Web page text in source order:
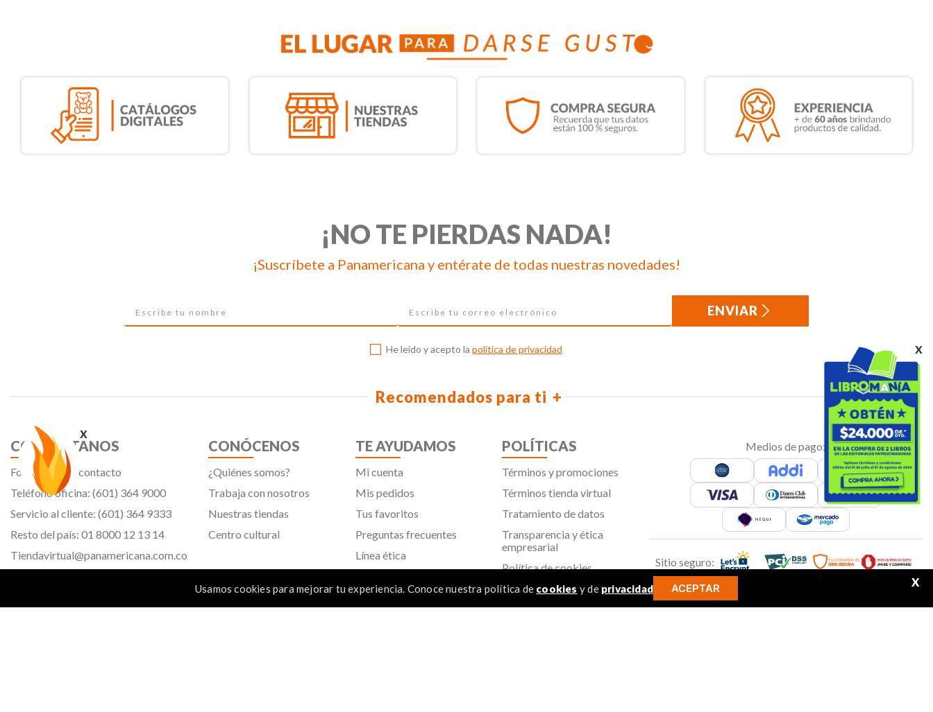
x
x
Usamos cookies para mejorar tu experiencia. Conoce nuestra política de cookies y de privacidad ACEPTAR X
¡NO TE PIERDAS NADA!
¡Suscríbete a Panamericana y entérate de todas nuestras novedades!
ENVIAR
He leído y acepto la política de privacidad
Recomendados para ti
CONTÁCTANOS
Formulario de contacto
Teléfono oficina: (601) 364 9000
Servicio al cliente: (601) 364 9333
Resto del país: 01 8000 12 13 14
Tiendavirtual@panamericana.com.co
CONÓCENOS
¿Quiénes somos?
Trabaja con nosotros
Nuestras tiendas
Centro cultural
TE AYUDAMOS
Mi cuenta
Mis pedidos
Tus favoritos
Preguntas frecuentes
Línea ética
POLÍTICAS
Términos y promociones
Términos tienda virtual
Tratamiento de datos
Transparencia y ética
empresarial
Política de cookies
Aviso de privacidad
SIC
Medios de pago:
Sitio seguro: